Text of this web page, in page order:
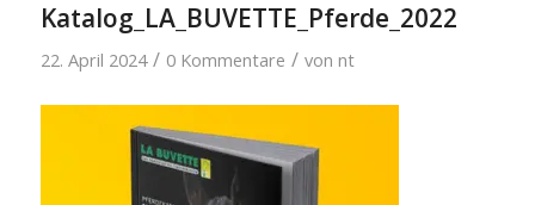
Katalog_LA_BUVETTE_Pferde_2022
22. April 2024 / 0 Kommentare / von nt